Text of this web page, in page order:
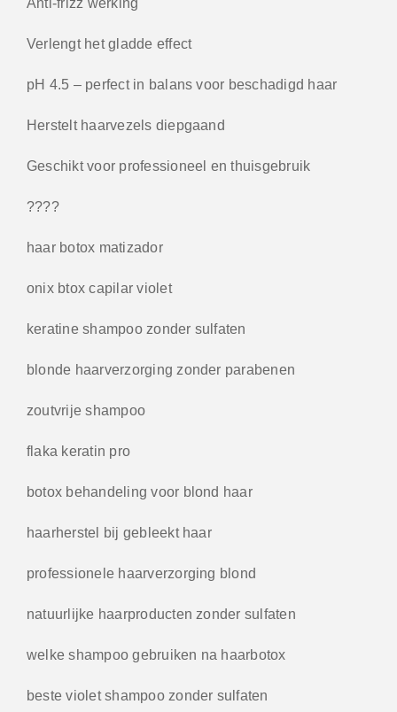
Verlengt het gladde effect
pH 4.5 – perfect in balans voor beschadigd haar
Herstelt haarvezels diepgaand
Geschikt voor professioneel en thuisgebruik
????
haar botox matizador
onix btox capilar violet
keratine shampoo zonder sulfaten
blonde haarverzorging zonder parabenen
zoutvrije shampoo
flaka keratin pro
botox behandeling voor blond haar
haarherstel bij gebleekt haar
professionele haarverzorging blond
natuurlijke haarproducten zonder sulfaten
welke shampoo gebruiken na haarbotox
beste violet shampoo zonder sulfaten